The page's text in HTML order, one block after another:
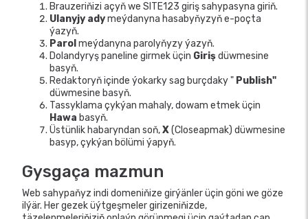
Brauzeriňizi açyň we SITE123 giriş sahypasyna giriň.
Ulanyjy adymeýdanyna hasabyňyzyň e-poçta
ýazyň.
Parol meýdanyna parolyňyzy ýazyň.
Dolandyryş paneline girmek üçin Girişdüwmesine
basyň.
Redaktoryň içinde ýokarky sag burçdaky " Publish"
düwmesine basyň.
Tassyklama çykýan mahaly, dowam etmek üçin
Hawa basyň.
Üstünlik habaryndan soň,X(Closeapmak) düwmesine
basyp, çykýan bölümi ýapyň.
Gysgaça mazmun
Web sahypaňyz indi domeniňize girýänler üçin göni we göze
ilýär. Her gezek üýtgeşmeler girizeniňizde,